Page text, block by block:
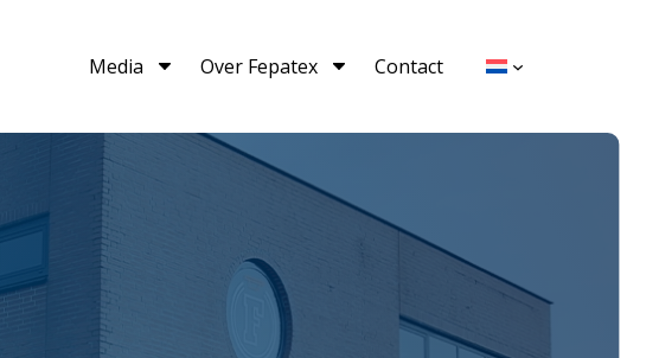
Media Over Fepatex Contact